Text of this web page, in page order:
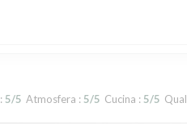
: 5/5 Atmosfera : 5/5 Cucina : 5/5